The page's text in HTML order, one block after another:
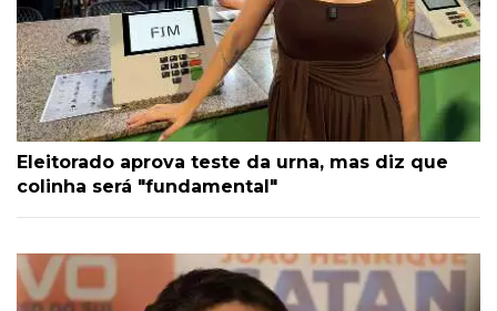
Eleitorado aprova teste da urna, mas diz que
colinha será "fundamental"